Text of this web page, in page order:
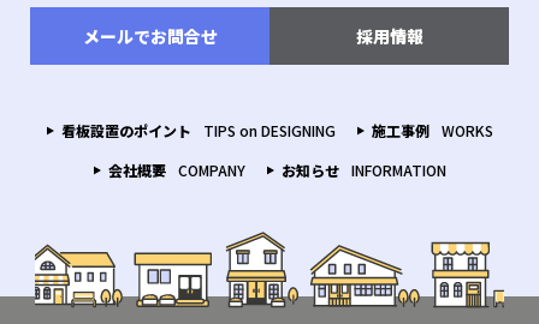
メールでお問合せ 採用情報
看板設置のポイント TIPS on DESIGNING 施工事例
WORKS
会社概要
COMPANY お知らせ INFORMATION